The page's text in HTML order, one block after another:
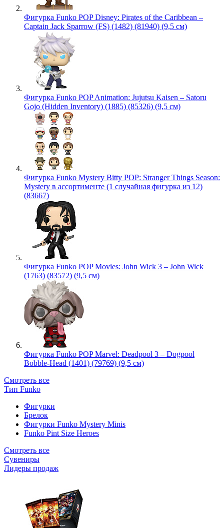
Фигурка Funko POP Disney: Pirates of the Caribbean –
Captain Jack Sparrow (FS) (1482) (81940) (9,5 см)
Фигурка Funko POP Animation: Jujutsu Kaisen – Satoru
Gojo (Hidden Inventory) (1885) (85326) (9,5 см)
Фигурка Funko Mystery Bitty POP: Stranger Things Season:
Mystery в ассортименте (1 случайная фигурка из 12)
(83667)
Фигурка Funko POP Movies: John Wick 3 – John Wick
(1763) (83572) (9,5 см)
Фигурка Funko POP Marvel: Deadpool 3 – Dogpool
Bobble-Head (1401) (79769) (9,5 см)
Смотреть все
Тип Funko
Фигурки
Брелок
Фигурки Funko Mystery Minis
Funko Pint Size Heroes
Смотреть все
Сувениры
Лидеры продаж